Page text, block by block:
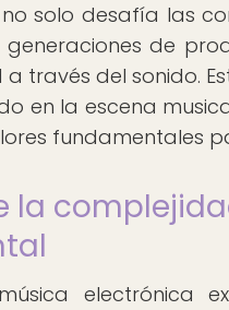
solo desafía las
de
través del sonido.
en la escena
fundamentales
la
electrónica